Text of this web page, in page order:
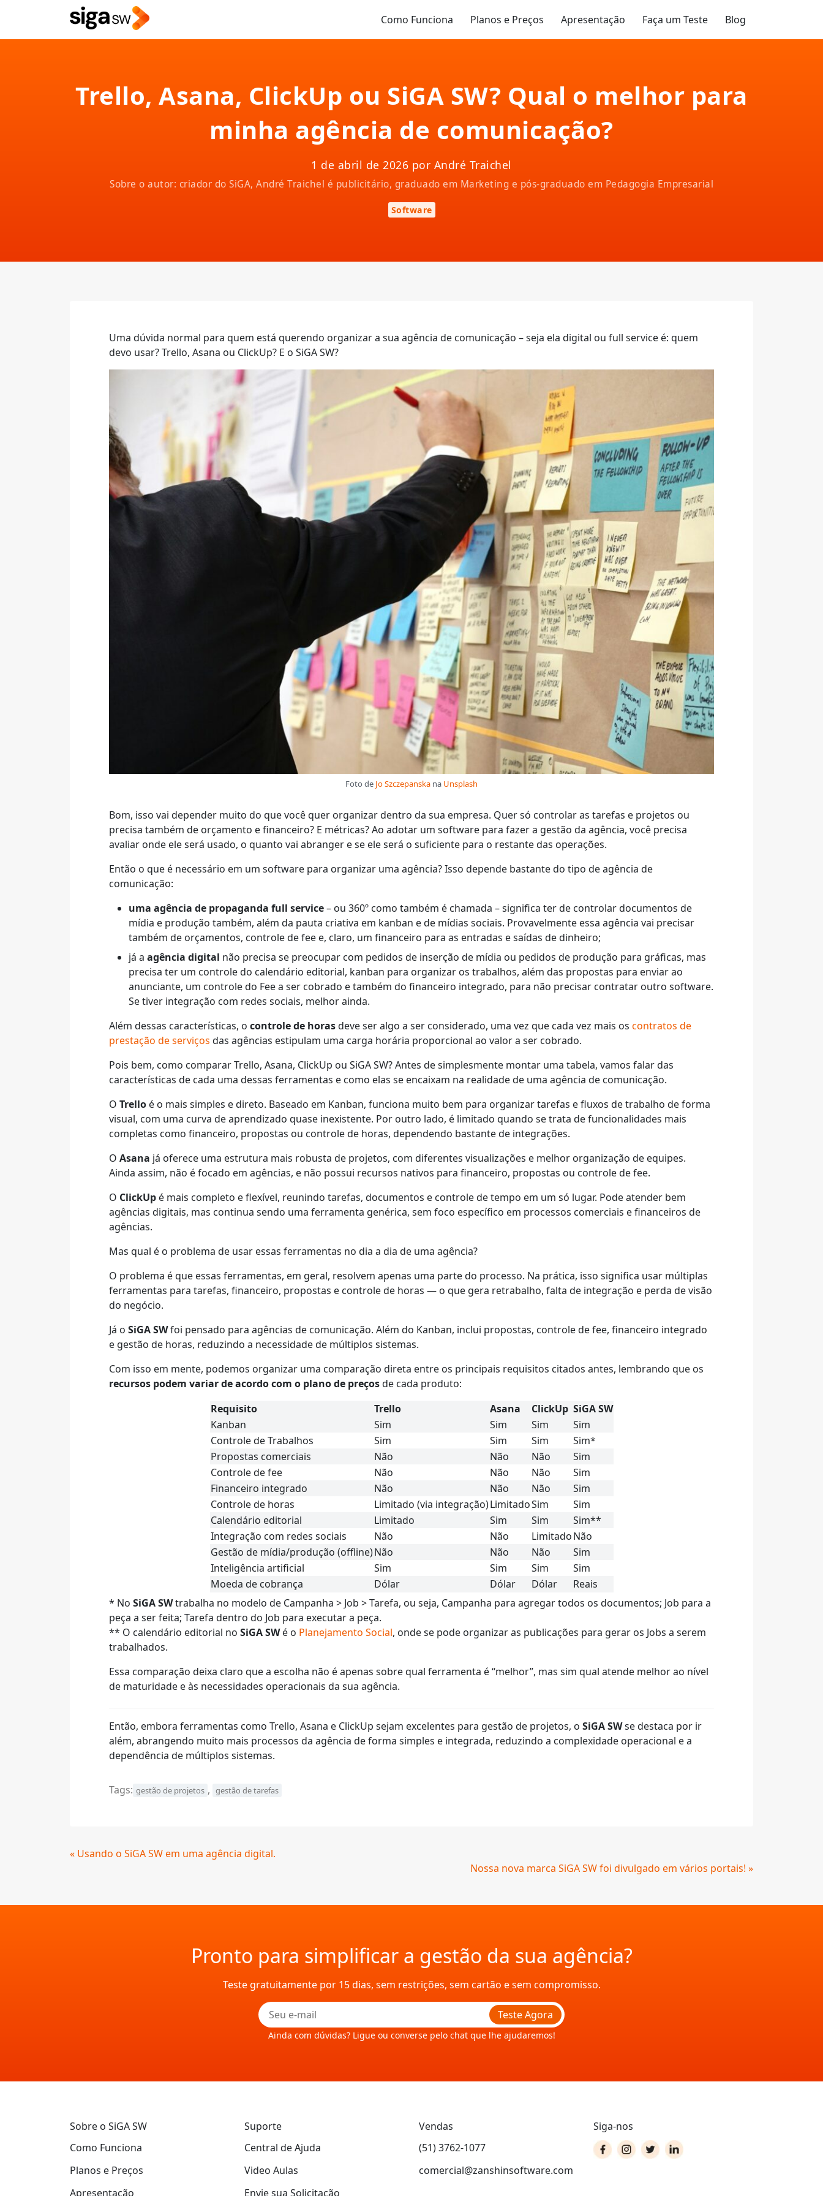
Como Funciona Planos e Preços Apresentação Faça um Teste Blog
Trello, Asana, ClickUp ou SiGA SW? Qual o melhor para
minha agência de comunicação?
1 de abril de 2026 por André Traichel
Sobre o autor: criador do SiGA, André Traichel é publicitário, graduado em Marketing e pós-graduado em Pedagogia Empresarial
Software
Uma dúvida normal para quem está querendo organizar a sua agência de comunicação – seja ela digital ou full service é: quem
devo usar? Trello, Asana ou ClickUp? E o SiGA SW?
Foto de Jo Szczepanska na Unsplash
Bom, isso vai depender muito do que você quer organizar dentro da sua empresa. Quer só controlar as tarefas e projetos ou
precisa também de orçamento e financeiro? E métricas? Ao adotar um software para fazer a gestão da agência, você precisa
avaliar onde ele será usado, o quanto vai abranger e se ele será o suficiente para o restante das operações.
Então o que é necessário em um software para organizar uma agência? Isso depende bastante do tipo de agência de
comunicação:
uma agência de propaganda full service– ou 360º como também é chamada – significa ter de controlar documentos de
mídia e produção também, além da pauta criativa em kanban e de mídias sociais. Provavelmente essa agência vai precisar
também de orçamentos, controle de fee e, claro, um financeiro para as entradas e saídas de dinheiro;
já a agência digital não precisa se preocupar com pedidos de inserção de mídia ou pedidos de produção para gráficas, mas
precisa ter um controle do calendário editorial, kanban para organizar os trabalhos, além das propostas para enviar ao
anunciante, um controle do Fee a ser cobrado e também do financeiro integrado, para não precisar contratar outro software.
Se tiver integração com redes sociais, melhor ainda.
Além dessas características, o controle de horasdeve ser algo a ser considerado, uma vez que cada vez mais os contratos de
prestação de serviços das agências estipulam uma carga horária proporcional ao valor a ser cobrado.
Pois bem, como comparar Trello, Asana, ClickUp ou SiGA SW? Antes de simplesmente montar uma tabela, vamos falar das
características de cada uma dessas ferramentas e como elas se encaixam na realidade de uma agência de comunicação.
O Trello é o mais simples e direto. Baseado em Kanban, funciona muito bem para organizar tarefas e fluxos de trabalho de forma
visual, com uma curva de aprendizado quase inexistente. Por outro lado, é limitado quando se trata de funcionalidades mais
completas como financeiro, propostas ou controle de horas, dependendo bastante de integrações.
O Asana já oferece uma estrutura mais robusta de projetos, com diferentes visualizações e melhor organização de equipes.
Ainda assim, não é focado em agências, e não possui recursos nativos para financeiro, propostas ou controle de fee.
O ClickUp é mais completo e flexível, reunindo tarefas, documentos e controle de tempo em um só lugar. Pode atender bem
agências digitais, mas continua sendo uma ferramenta genérica, sem foco específico em processos comerciais e financeiros de
agências.
Mas qual é o problema de usar essas ferramentas no dia a dia de uma agência?
O problema é que essas ferramentas, em geral, resolvem apenas uma parte do processo. Na prática, isso significa usar múltiplas
ferramentas para tarefas, financeiro, propostas e controle de horas — o que gera retrabalho, falta de integração e perda de visão
do negócio.
Já o SiGA SWfoi pensado para agências de comunicação. Além do Kanban, inclui propostas, controle de fee, financeiro integrado
e gestão de horas, reduzindo a necessidade de múltiplos sistemas.
Com isso em mente, podemos organizar uma comparação direta entre os principais requisitos citados antes, lembrando que os
recursos podem variar de acordo com o plano de preçosde cada produto:
Requisito
Trello Asana ClickUp SiGA SW
Kanban
Sim Sim Sim
Sim
Controle de Trabalhos
Sim Sim Sim
Sim*
Propostas comerciais
Não Não Não
Sim
Controle de fee
Não Não Não
Sim
Financeiro integrado
Não Não Não
Sim
Controle de horas
Limitado (via integração)LimitadoSim
Sim
Calendário editorial
Limitado Sim Sim
Sim**
Integração com redes sociais
Não Não LimitadoNão
Gestão de mídia/produção (offline)Não Não Não
Sim
Inteligência artificial
Sim Sim Sim
Sim
Moeda de cobrança
Dólar Dólar Dólar
Reais
* No SiGA SWtrabalha no modelo de Campanha > Job > Tarefa, ou seja, Campanha para agregar todos os documentos; Job para a
peça a ser feita; Tarefa dentro do Job para executar a peça.
** O calendário editorial no SiGA SWé o Planejamento Social, onde se pode organizar as publicações para gerar os Jobs a serem
trabalhados.
Essa comparação deixa claro que a escolha não é apenas sobre qual ferramenta é “melhor”, mas sim qual atende melhor ao nível
de maturidade e às necessidades operacionais da sua agência.
Então, embora ferramentas como Trello, Asana e ClickUp sejam excelentes para gestão de projetos, o SiGA SWse destaca por ir
além, abrangendo muito mais processos da agência de forma simples e integrada, reduzindo a complexidade operacional e a
dependência de múltiplos sistemas.
Tags: gestão de projetos , gestão de tarefas
Continue
« Usando o SiGA SW em uma agência digital.
Nossa nova marca SiGA SW foi divulgado em vários portais! »
Pronto para simplificar a gestão da sua agência?
Teste gratuitamente por 15 dias, sem restrições, sem cartão e sem compromisso.
Teste Agora
Ainda com dúvidas? Ligue ou converse pelo chat que lhe ajudaremos!
Sobre o SiGA SW
Como Funciona
Planos e Preços
Apresentação
Suporte
Central de Ajuda
Video Aulas
Envie sua Solicitação
Vendas
(51) 3762-1077
comercial@zanshinsoftware.com
Siga-nos